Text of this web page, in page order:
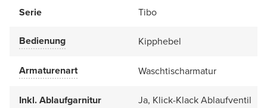
Serie Tibo
Bedienung Kipphebel
Armaturenart Waschtischarmatur
Inkl. Ablaufgarnitur Ja, Klick-Klack Ablaufventil